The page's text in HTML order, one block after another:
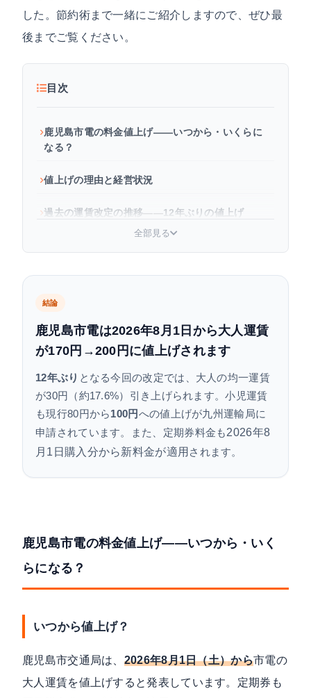
した。節約術まで一緒にご紹介しますので、ぜひ最
後までご覧ください。
目次
鹿児島市電の料金値上げ——いつから・いくらに
なる？
値上げの理由と経営状況
過去の運賃改定の推移——12年ぶりの値上げ
今後のスケジュール——議会通過から施行まで
さらなる値上げの可能性は？
交通費を節約するには？乗車券・ラピカ活用術
鹿児島市電 料金値上げまとめ
よくある質問
全部見る
結論
鹿児島市電は2026年8月1日から大人運賃
が170円→200円に値上げされます
12年ぶり となる今回の改定では、大人の均一運賃
が30円（約17.6%）引き上げられます。小児運賃
も現行80円から100円への値上げが九州運輸局に
申請されています。また、定期券料金も2026年8
月1日購入分から新料金が適用 されます。
鹿児島市電の料金値上げ——いつから・いく
らになる？
いつから値上げ？
鹿児島市交通局は、 2026年8月1日（土）から市電の
大人運賃を値上げすると発表しています。定期券も